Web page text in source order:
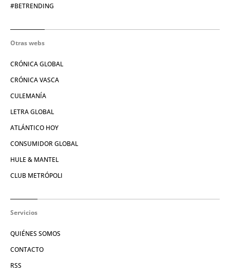
#BETRENDING
Otras webs
CRÓNICA GLOBAL
CRÓNICA VASCA
CULEMANÍA
LETRA GLOBAL
ATLÁNTICO HOY
CONSUMIDOR GLOBAL
HULE & MANTEL
CLUB METRÓPOLI
Servicios
QUIÉNES SOMOS
CONTACTO
RSS